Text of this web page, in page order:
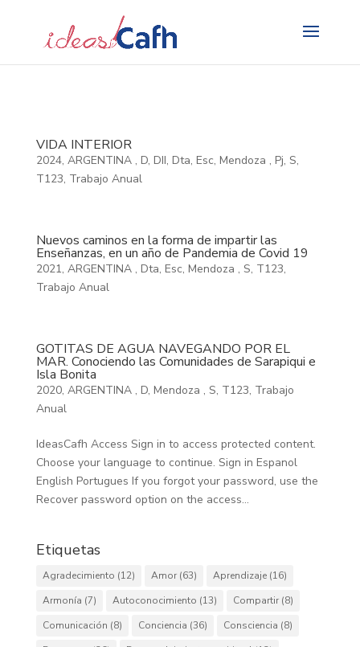
VIDA INTERIOR
2024, ARGENTINA , D, DII, Dta, Esc, Mendoza , Pj, S,
T123, Trabajo Anual
Nuevos caminos en la forma de impartir las
Enseñanzas, en un año de Pandemia de Covid 19
2021, ARGENTINA , Dta, Esc, Mendoza , S, T123,
Trabajo Anual
GOTITAS DE AGUA NAVEGANDO POR EL
MAR. Conociendo las Comunidades de Sarapiqui e
Isla Bonita
2020, ARGENTINA , D, Mendoza , S, T123, Trabajo
Anual
IdeasCafh Access Sign in to access protected content.
Choose your language to continue. Sign in Espanol
English Portugues If you forgot your password, use the
Recover password option on the access...
Etiquetas
Agradecimiento (12) Amor(63) Aprendizaje(16)
Armonía (7) Autoconocimiento (13) Compartir(8)
Comunicación (8) Conciencia (36) Consciencia (8)